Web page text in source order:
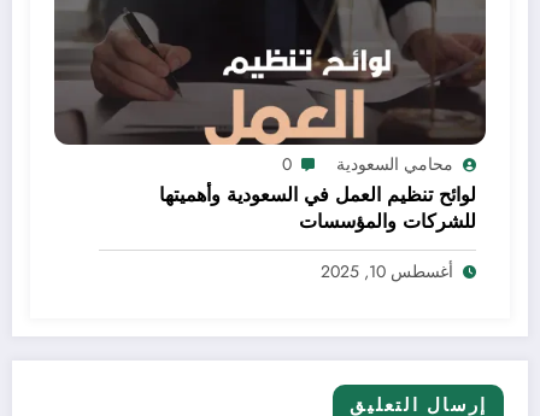
محامي السعودية 0
لوائح تنظيم العمل في السعودية وأهميتها
للشركات والمؤسسات
أغسطس 10, 2025
إرسال التعليق